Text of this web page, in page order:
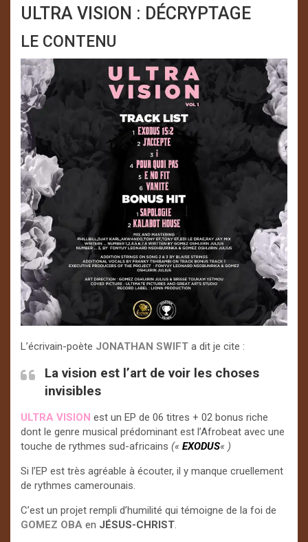
ULTRA VISION : DÉCRYPTAGE
LE CONTENU
L’écrivain-poète JONATHAN SWIFT a dit je cite :
La vision est l’art de voir les choses
invisibles
ULTRA VISION est un EP de 06 titres + 02 bonus riche
dont le genre musical prédominant est l’Afrobeat avec une
touche de rythmes sud-africains (« EXODUS« )
Si l’EP est très agréable à écouter, il y manque cruellement
de rythmes camerounais.
C’est un projet rempli d’humilité qui témoigne de la foi de
GOMEZ OBA en JÉSUS-CHRIST.